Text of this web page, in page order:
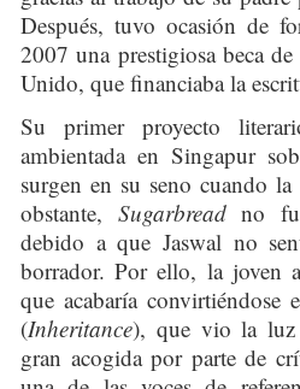
Después, tuvo ocasión de
2007 una prestigiosa beca
Unido, que financiaba la
Su primer proyecto
ambientada en Singapur
surgen en su seno cuando
obstante, Sugarbreadno fue
debido a que Jaswal no
borrador. Por ello, la joven
que acabaría
(Inheritance), que vio la luz
gran acogida por parte de